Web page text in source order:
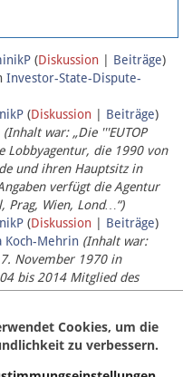
(Diskussion Beiträge)
Investor-State-Dispute-
(Diskussion Beiträge)
(Inhalt war: „Die '''EUTOP
die 1990 von
und ihren Hauptsitz in
verfügt die Agentur
Prag, Wien, Lond…“)
(Diskussion Beiträge)
Koch-Mehrin (Inhalt war:
November 1970 in
bis 2014 Mitglied des
November 2014 ist sie für
Cookies, um die
zu verbessern.